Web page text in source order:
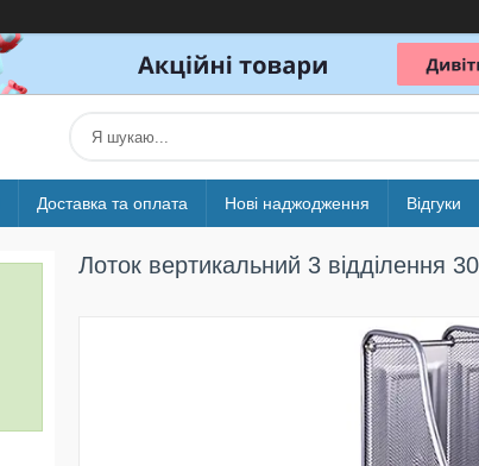
Доставка та оплата Нові наджодження Відгуки
Лоток вертикальний 3 відділення